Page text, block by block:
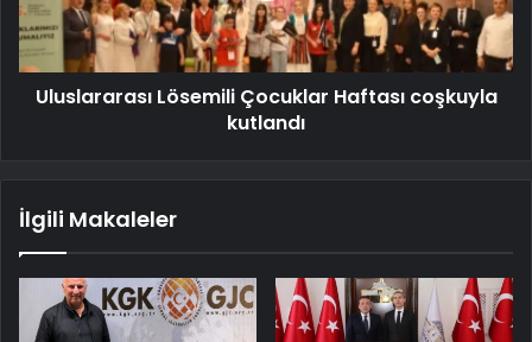
Uluslararası Lösemili Çocuklar Haftası coşkuyla
kutlandı
İlgili Makaleler